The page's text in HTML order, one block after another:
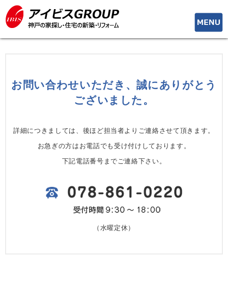
toggle
お問い合わせいただき、誠にありがとう
ございました。
詳細につきましては、後ほど担当者よりご連絡させて頂きます。
お急ぎの方はお電話でも受け付けしております。
下記電話番号までご連絡下さい。
（水曜定休）